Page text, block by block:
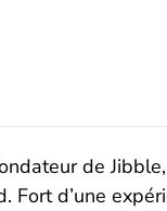
de
Fort d’une